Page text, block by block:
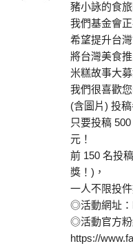
豬小詠的食
我們基金會
希望提升台
將台灣美食
米糕故事大募
我們很喜歡
(含圖片) 投稿
只要投稿
元！
前 150 名投
獎！)，
一人不限投
◎活動網址：
◎活動官方粉
https://